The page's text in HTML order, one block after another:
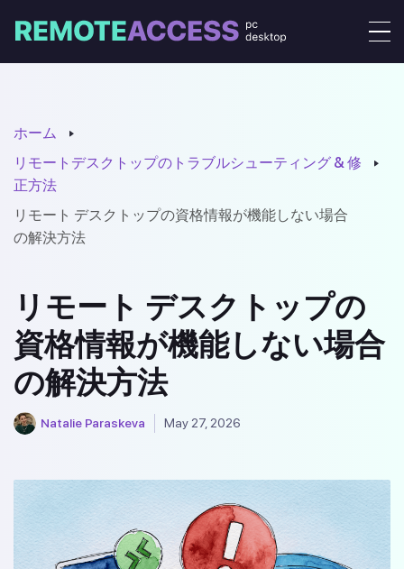
ホーム
リモートデスクトップのトラブルシューティング & 修
正方法
リモート デスクトップの資格情報が機能しない場合
の解決方法
リモート デスクトップの
資格情報が機能しない場合
の解決方法
Natalie Paraskeva May 27, 2026